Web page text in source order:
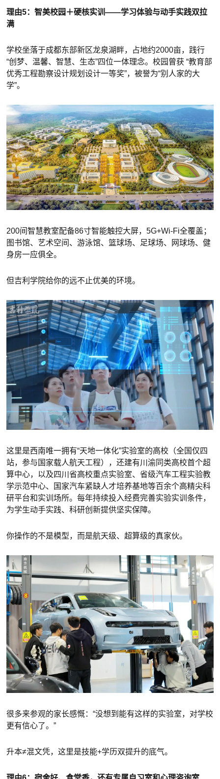
理由5：智美校园＋硬核实训——学习体验与动手实践双拉
满
学校坐落于成都东部新区龙泉湖畔，占地约2000亩，践行
“创梦、温馨、智慧、生态”四位一体理念。校园曾获 “教育部
优秀工程勘察设计规划设计一等奖”，被誉为“别人家的大
学”。
200间智慧教室配备86寸智能触控大屏，5G+Wi-Fi全覆盖；
图书馆、艺术空间、游泳馆、篮球场、足球场、网球场、健
身房一应俱全。
但吉利学院给你的远不止优美的环境。
这里是西南唯一拥有“天地一体化”实验室的高校（全国仅四
站，参与国家载人航天工程），还建有川渝同类高校首个超
算中心，以及四川省高校重点实验室、省级汽车工程实验教
学示范中心、国家汽车紧缺人才培养基地等百余个高精尖科
研平台和实训场所。每年持续投入经费完善实验实训条件，
为学生动手实践、科研创新提供坚实保障。
你操作的不是模型，而是航天级、超算级的真家伙。
很多来参观的家长感慨：“没想到能有这样的实验室，对学校
更有信心了。”
升本≠混文凭，这里是技能+学历双提升的底气。